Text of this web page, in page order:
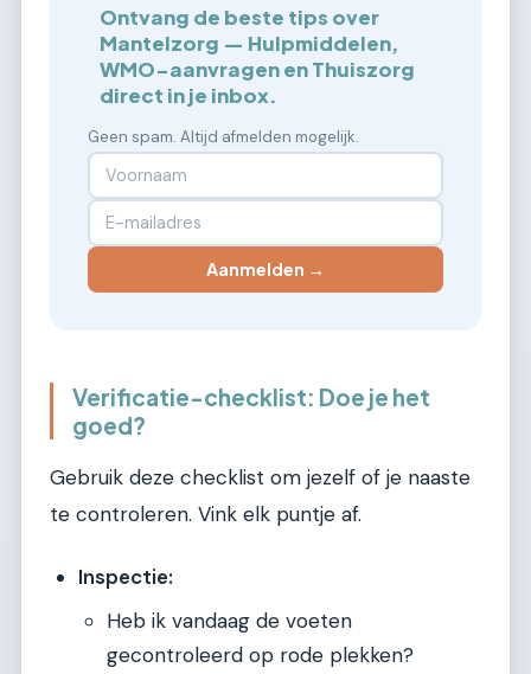
Ontvang de beste tips over
Mantelzorg — Hulpmiddelen,
WMO-aanvragen en Thuiszorg
direct in je inbox.
Geen spam. Altijd afmelden mogelijk.
Aanmelden →
Verificatie-checklist: Doe je het
goed?
Gebruik deze checklist om jezelf of je naaste
te controleren. Vink elk puntje af.
Inspectie:
Heb ik vandaag de voeten
gecontroleerd op rode plekken?